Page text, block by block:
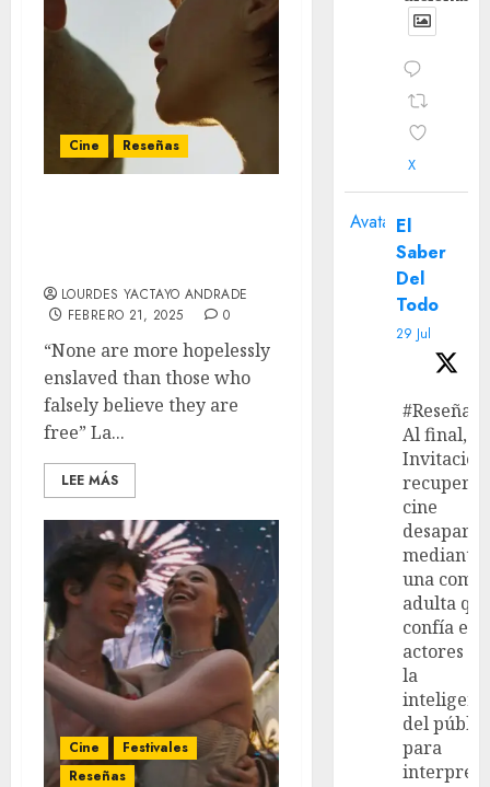
Cine Reseñas
LOURDES YACTAYO ANDRADE
FEBRERO 21, 2025
0
“None are more hopelessly
enslaved than those who
falsely believe they are
free” La...
LEE MÁS
Cine
Festivales
Reseñas
X
Avatar El
Saber
Del
Todo
29 Jul
#Reseña
Al final,
recupera
cine
mediante
una
adulta
confía en
actores y
la
del
para